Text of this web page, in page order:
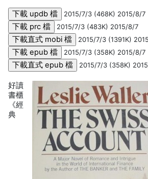
2015/7/3 (468K) 2015/8/7
2015/7/3 (483K) 2015/8/7
2015/7/3 (1391K)
2015/7/3 (358K) 2015/8/7
2015/7/3 (358K)
好讀
書櫃
《經
典